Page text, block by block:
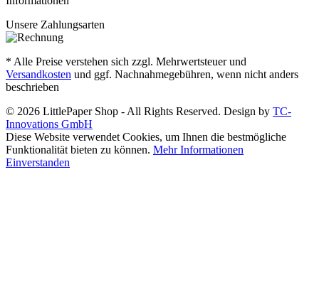
Unsere Zahlungsarten
* Alle Preise verstehen sich zzgl. Mehrwertsteuer und
Versandkosten und ggf. Nachnahmegebühren, wenn nicht anders
beschrieben
© 2026 LittlePaper Shop - All Rights Reserved. Design by TC-
Innovations GmbH
Diese Website verwendet Cookies, um Ihnen die bestmögliche
Funktionalität bieten zu können. Mehr Informationen
Einverstanden